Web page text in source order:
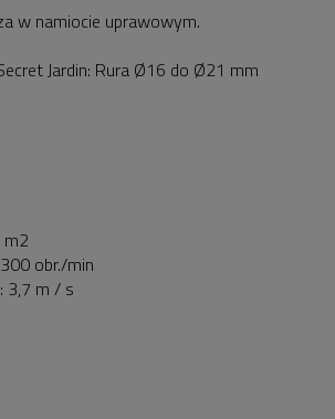
w namiocie uprawowym.
Jardin: Rura Ø16 do Ø21 mm
m2
obr./min
3,7 m / s